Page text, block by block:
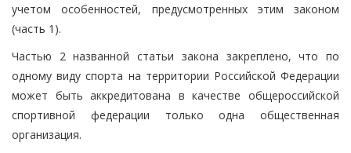
учетом особенностей, предусмотренных этим законом
(часть 1).
Частью 2 названной статьи закона закреплено, что по
одному виду спорта на территории Российской Федерации
может быть аккредитована в качестве общероссийской
спортивной федерации только одна общественная
организация.